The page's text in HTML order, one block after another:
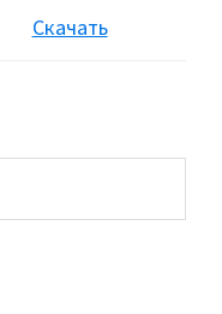
Скачать